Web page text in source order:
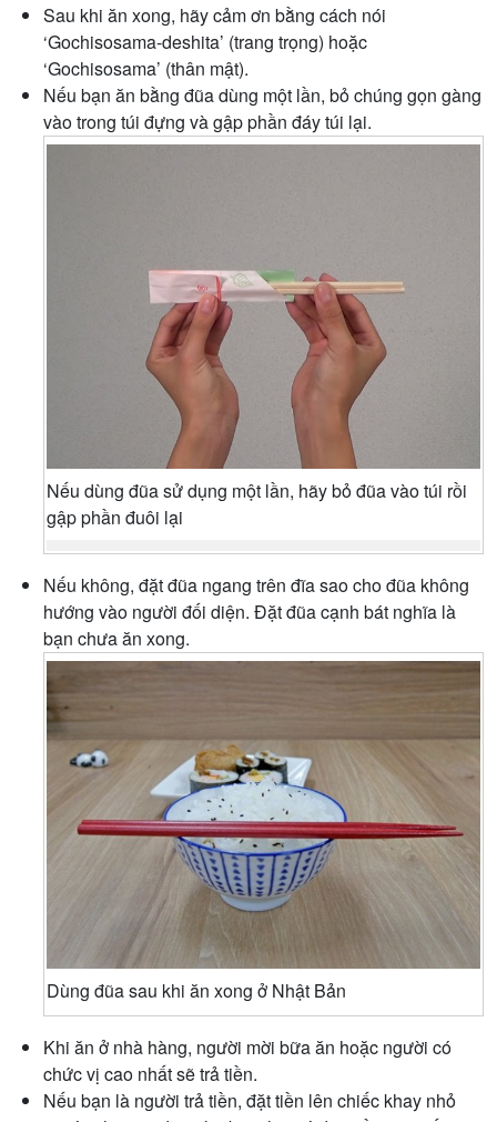
Sau khi ăn xong, hãy cảm ơn bằng cách nói
‘Gochisosama-deshita’ (trang trọng) hoặc
‘Gochisosama’ (thân mật).
Nếu bạn ăn bằng đũa dùng một lần, bỏ chúng gọn gàng
vào trong túi đựng và gập phần đáy túi lại.
Nếu dùng đũa sử dụng một lần, hãy bỏ đũa vào túi rồi
gập phần đuôi lại
Nếu không, đặt đũa ngang trên đĩa sao cho đũa không
hướng vào người đối diện. Đặt đũa cạnh bát nghĩa là
bạn chưa ăn xong.
Dùng đũa sau khi ăn xong ở Nhật Bản
Khi ăn ở nhà hàng, người mời bữa ăn hoặc người có
chức vị cao nhất sẽ trả tiền.
Nếu bạn là người trả tiền, đặt tiền lên chiếc khay nhỏ